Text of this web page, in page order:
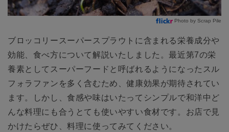
Photo by Scrap Pile
ブロッコリースーパースプラウトに含まれる栄養成分や
効能、食べ方について解説いたしました。最近第7の栄
養素としてスーパーフードと呼ばれるようになったスル
フォラファンを多く含むため、健康効果が期待されてい
ます。しかし、食感や味はいたってシンプルで和洋中ど
んな料理にも合うとても使いやすい食材です。お店で見
かけたらぜひ、料理に使ってみてください。